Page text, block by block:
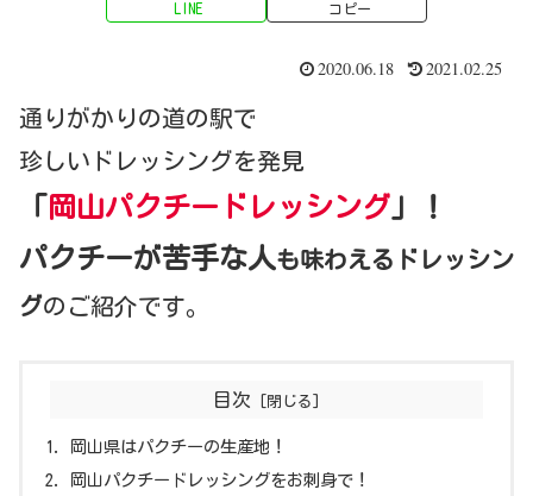
LINE コピー
2020.06.18 2021.02.25
通りがかりの道の駅で
珍しいドレッシングを発見
岡山パクチードレッシング 」！
パクチーが苦手な人 も味わえるドレッシン
グのご紹介です。
目次
岡山県はパクチーの生産地！
岡山パクチードレッシングをお刺身で！